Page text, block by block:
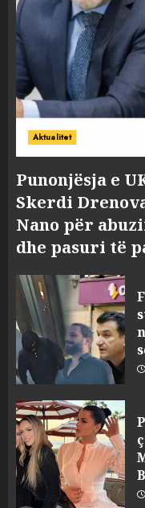
Aktualitet
Punonjësja e
Skerdi
Nano për
dhe pasuri të